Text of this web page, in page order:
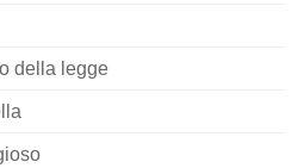
della legge